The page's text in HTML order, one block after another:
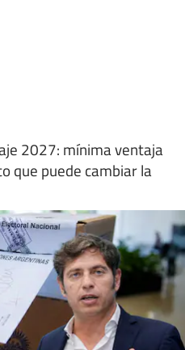
2027: mínima ventaja
que puede cambiar la